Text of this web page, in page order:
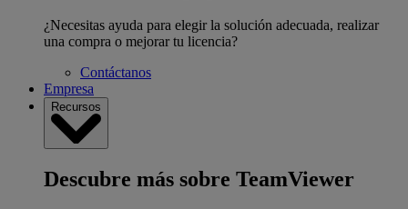
¿Necesitas ayuda para elegir la solución adecuada, realizar
una compra o mejorar tu licencia?
Contáctanos
Empresa
Recursos
Descubre más sobre TeamViewer